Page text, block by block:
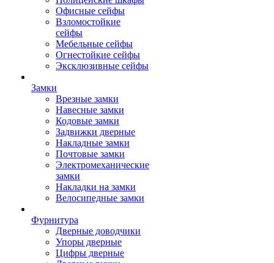
Офисные сейфы
Взломостойкие
сейфы
Мебельные сейфы
Огнестойкие сейфы
Эксклюзивные сейфы
Замки
Врезные замки
Навесные замки
Кодовые замки
Задвижки дверные
Накладные замки
Почтовые замки
Электромеханические
замки
Накладки на замки
Велосипедные замки
Фурнитура
Дверные доводчики
Упоры дверные
Цифры дверные